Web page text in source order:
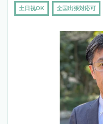
土日祝OK 全国出張対応可